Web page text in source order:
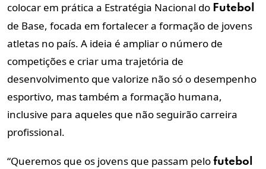
colocar em prática a Estratégia Nacional do Futebol
de Base, focada em fortalecer a formação de jovens
atletas no país. A ideia é ampliar o número de
competições e criar uma trajetória de
desenvolvimento que valorize não só o desempenho
esportivo, mas também a formação humana,
inclusive para aqueles que não seguirão carreira
profissional.
“Queremos que os jovens que passam pelo futebol